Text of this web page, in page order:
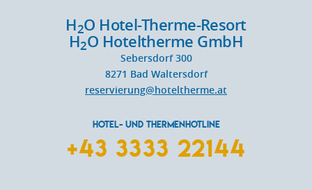
H2O Hotel-Therme-Resort
H2O Hoteltherme GmbH
Sebersdorf 300
8271 Bad Waltersdorf
reservierung@hoteltherme.at
HOTEL- UND THERMENHOTLINE
+43 3333 22144